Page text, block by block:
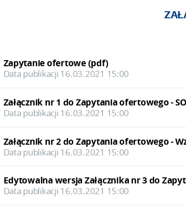
Zapytanie ofertowe (pdf)
Data publikacji 16.03.2021 15:00
Załącznik nr 1 do Zapytania ofertowego -
Data publikacji 16.03.2021 15:00
Załącznik nr 2 do Zapytania ofertowego -
Data publikacji 16.03.2021 15:00
Edytowalna wersja Załącznika nr 3 do
Data publikacji 16.03.2021 15:00